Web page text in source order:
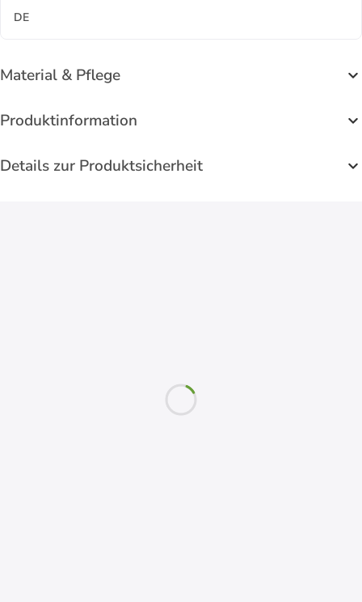
DE
Material & Pflege
Produktinformation
Details zur Produktsicherheit